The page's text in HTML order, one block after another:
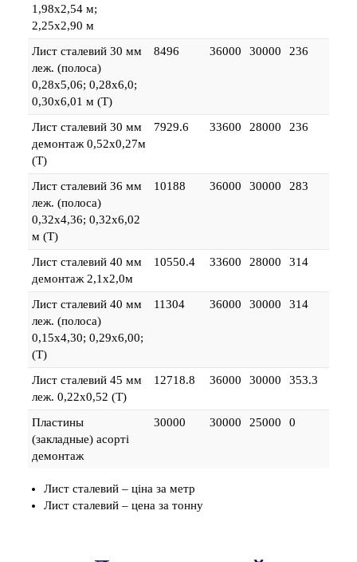
1,98х2,54 м;
2,25х2,90 м
Лист сталевий 30 мм
леж. (полоса)
0,28х5,06; 0,28х6,0;
0,30х6,01 м (Т)
8496 36000 30000 236
Лист сталевий 30 мм
демонтаж 0,52х0,27м
(Т)
7929.6 33600 28000 236
Лист сталевий 36 мм
леж. (полоса)
0,32х4,36; 0,32х6,02
м (Т)
10188 36000 30000 283
Лист сталевий 40 мм
демонтаж 2,1х2,0м
10550.4 33600 28000 314
Лист сталевий 40 мм
леж. (полоса)
0,15х4,30; 0,29х6,00;
(Т)
11304 36000 30000 314
Лист сталевий 45 мм
леж. 0,22х0,52 (Т)
12718.8 36000 30000 353.3
Пластины
(закладные) асорті
демонтаж
30000 30000 25000 0
Лист сталевий – ціна за метр
Лист сталевий – цена за тонну